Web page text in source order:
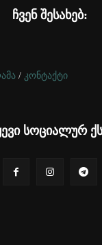
ჩვენ შესახებ:
/ კონტაქტი
სოციალურ